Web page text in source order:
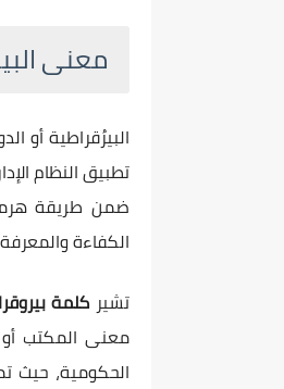
معنى
البيرُقراطية أو
تطبيق النظام
ضمن طريقة
الكفاءة
تشير كلمة
معنى المكتب
الحكومية، حيث